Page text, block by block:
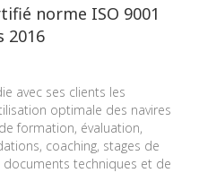
norme ISO 9001
2016
avec ses clients les
optimale des navires
formation, évaluation,
coaching, stages de
techniques et de